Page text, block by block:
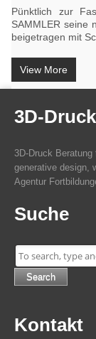
Pünktlich zur
SAMMLER seine
beigetragen mit
View More
3D-
3D-Druck
generative design,
Agentur
Suche
Search
Kontakt